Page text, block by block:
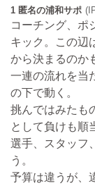
1 匿名の浦和サポ
コーチング、ポ
キック。この辺
から決まるのか
一連の流れを当
の下で動く。
挑んではみたも
として負けも順
選手、スタッフ
う。
予算は違うが、